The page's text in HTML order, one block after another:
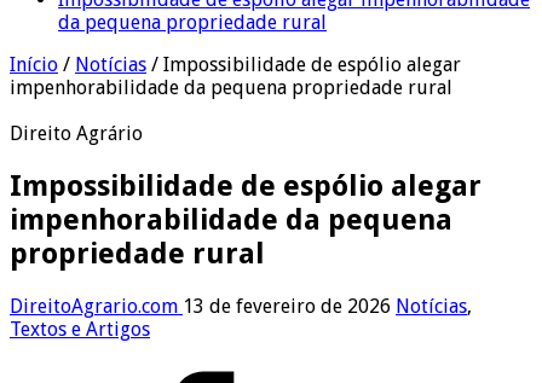
da pequena propriedade rural
Início / Notícias / Impossibilidade de espólio alegar
impenhorabilidade da pequena propriedade rural
Direito Agrário
Impossibilidade de espólio alegar
impenhorabilidade da pequena
propriedade rural
DireitoAgrario.com 13 de fevereiro de 2026 Notícias,
Textos e Artigos